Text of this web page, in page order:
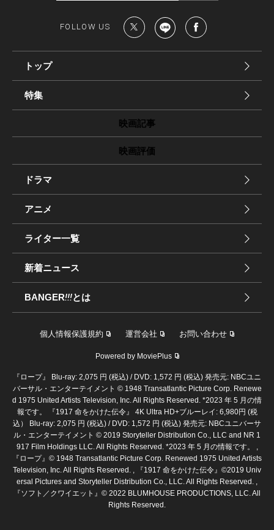
FOLLOW US
トップ
特集
映画記事
映画評価
ドラマ
アニメ
ライター一覧
新着ニュース
BANGER!!!とは
個人情報保護規約 運営会社 お問い合わせ
Powered by MoviePlus
『ロープ』 Blu-ray: 2,075 円 (税込) / DVD: 1,572 円 (税込) 発売元: NBCユニ
バーサル・エンターテイメント © 1948 Transatlantic Picture Corp. Renewe
d 1975 United Artists Television, Inc. All Rights Reserved. *2023 年 5 月の情
報です。 『1917 命をかけた伝令』 4K Ultra HD+ブルーレイ: 6,980円 (税
込） Blu-ray: 2,075 円 (税込) / DVD: 1,572 円 (税込) 発売元: NBCユニバーサ
ル・エンターテイメント © 2019 Storyteller Distribution Co., LLC and NR 1
917 Film Holdings LLC. All Rights Reserved. *2023 年 5 月の情報です。 ,
『ロープ』© 1948 Transatlantic Picture Corp. Renewed 1975 United Artists
Television, Inc. All Rights Reserved. , 『1917 命をかけた伝令』©2019 Univ
ersal Pictures and Storyteller Distribution Co., LLC. All Rights Reserved. ,
『ソフト／クワイエット』© 2022 BLUMHOUSE PRODUCTIONS, LLC. All
Rights Reserved.